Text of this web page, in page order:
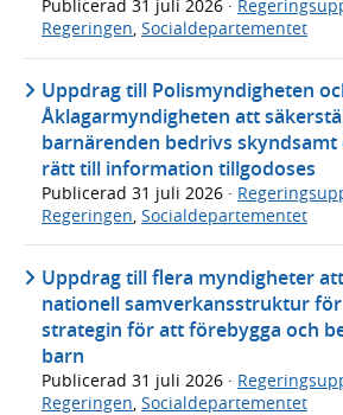
Publicerad 31 juli 2026 ·
Regeringen, Socialdepartementet
Uppdrag till Polismyndigheten
Åklagarmyndigheten att
barnärenden bedrivs
rätt till information tillgodoses
Publicerad 31 juli 2026 ·
Regeringen, Socialdepartementet
Uppdrag till flera myndigheter
nationell samverkansstruktur
strategin för att förebygga och
barn
Publicerad 31 juli 2026 ·
Regeringen Socialdepartementet